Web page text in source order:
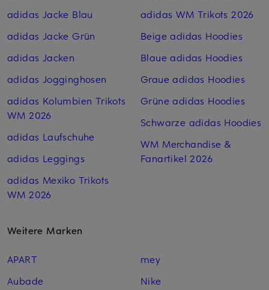
adidas Jacke Blau
adidas Jacke Grün
adidas Jacken
adidas Jogginghosen
adidas Kolumbien Trikots
WM 2026
adidas Laufschuhe
adidas Leggings
adidas Mexiko Trikots
WM 2026
adidas WM Trikots 2026
Beige adidas Hoodies
Blaue adidas Hoodies
Graue adidas Hoodies
Grüne adidas Hoodies
Schwarze adidas Hoodies
WM Merchandise &
Fanartikel 2026
Weitere Marken
APART
Aubade
mey
Nike